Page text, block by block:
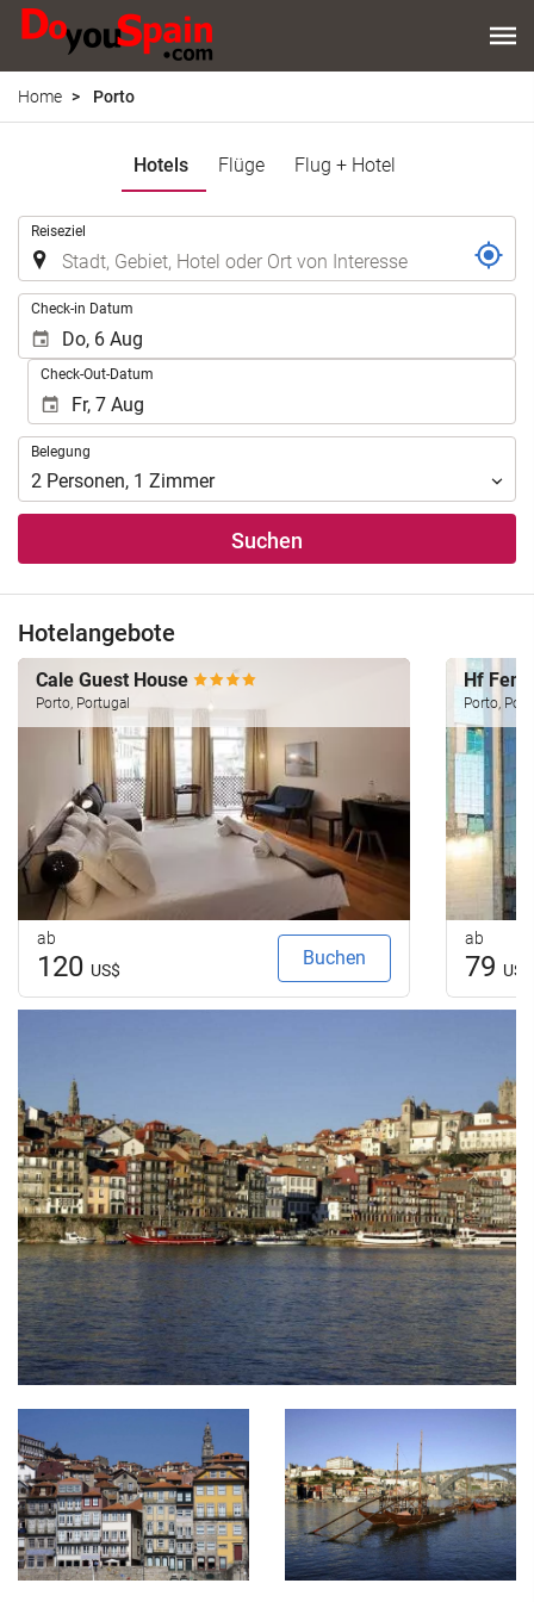
Home Porto
Hotels Flüge Flug + Hotel
Reiseziel
Check-in Datum
Check-Out-Datum
Belegung
Belegung
2 Personen, 1 Zimmer
Suchen
Hotelangebote
Cale Guest House
Porto, Portugal
ab
120 US$
Buchen
Hf
Porto,
ab
79 US$